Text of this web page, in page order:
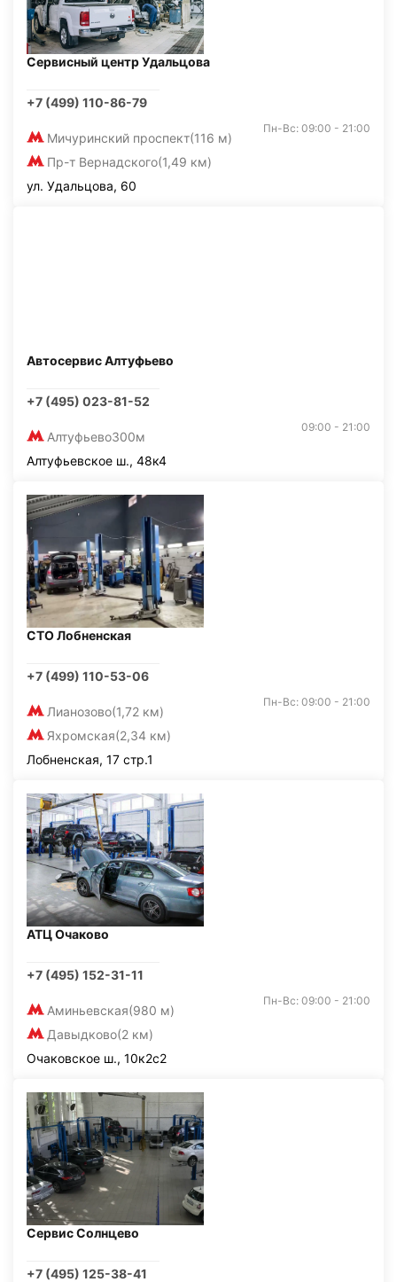
Сервисный центр Удальцова
+7 (499) 110-86-79
Мичуринский проспект(116 м)
Пр-т Вернадского(1,49 км)
Пн-Вс: 09:00 - 21:00
ул. Удальцова, 60
Автосервис Алтуфьево
+7 (495) 023-81-52
Алтуфьево300м
09:00 - 21:00
Алтуфьевское ш., 48к4
СТО Лобненская
+7 (499) 110-53-06
Лианозово(1,72 км)
Яхромская(2,34 км)
Пн-Вс: 09:00 - 21:00
Лобненская, 17 стр.1
АТЦ Очаково
+7 (495) 152-31-11
Аминьевская(980 м)
Давыдково(2 км)
Пн-Вс: 09:00 - 21:00
Очаковское ш., 10к2с2
Сервис Солнцево
+7 (495) 125-38-41